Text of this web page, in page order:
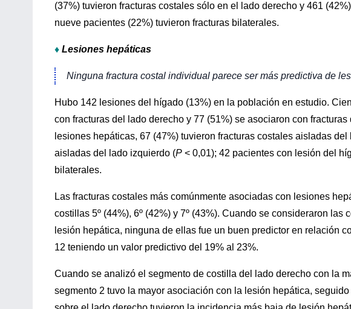
(37%) tuvieron fracturas costales sólo en el lado derecho y 461
nueve pacientes (22%) tuvieron fracturas bilaterales.
♦ Lesiones hepáticas
Ninguna fractura costal individual parece ser más predictiva de
Hubo 142 lesiones del hígado (13%) en la población en estudio.
con fracturas del lado derecho y 77 (51%) se asociaron con
lesiones hepáticas, 67 (47%) tuvieron fracturas costales aisladas
aisladas del lado izquierdo (P < 0,01); 42 pacientes con lesión del
bilaterales.
Las fracturas costales más comúnmente asociadas con lesiones
costillas 5º (44%), 6º (42%) y 7º (43%). Cuando se consideraron
lesión hepática, ninguna de ellas fue un buen predictor en relación
12 teniendo un valor predictivo del 19% al 23%.
Cuando se analizó el segmento de costilla del lado derecho con la
segmento 2 tuvo la mayor asociación con la lesión hepática,